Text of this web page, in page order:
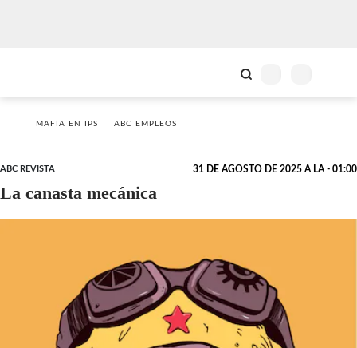
MAFIA EN IPS ABC EMPLEOS
ABC REVISTA 31 DE AGOSTO DE 2025 A LA - 01:00
La canasta mecánica